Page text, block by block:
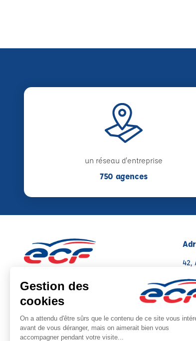
un réseau d'entreprise
750 agences
Note : 4.8/5
Moyenne calculée sur 46 avis
42,
02